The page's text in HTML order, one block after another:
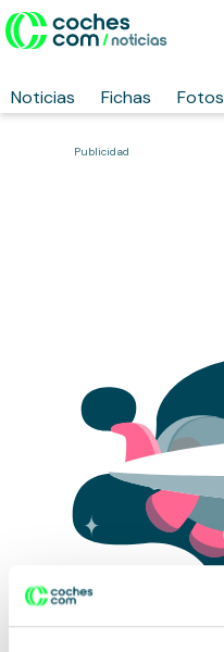
Noticias Fichas Fotos
Publicidad